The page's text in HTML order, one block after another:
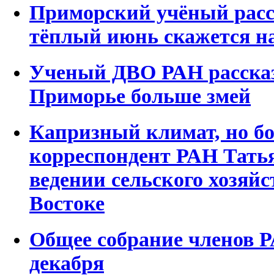
Приморский учёный
тёплый июнь скажется
Ученый ДВО РАН
Приморье больше змей
Капризный климат, но
корреспондент РАН
ведении сельского
Востоке
Общее собрание членов
декабря